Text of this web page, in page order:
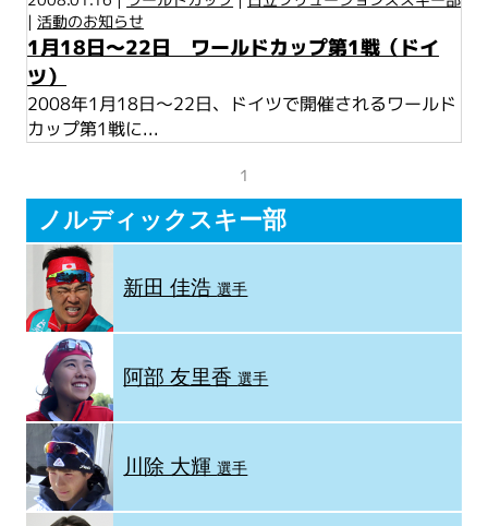
|活動のお知らせ
1月18日～22日 ワールドカップ第1戦（ドイ
ツ）
2008年1月18日～22日、ドイツで開催されるワールド
カップ第1戦に...
1
ノルディックスキー部
新田 佳浩選手
阿部 友里香選手
川除 大輝選手